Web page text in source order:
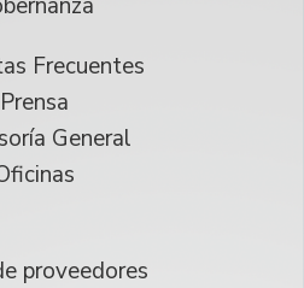
Frecuentes
Prensa
General
proveedores